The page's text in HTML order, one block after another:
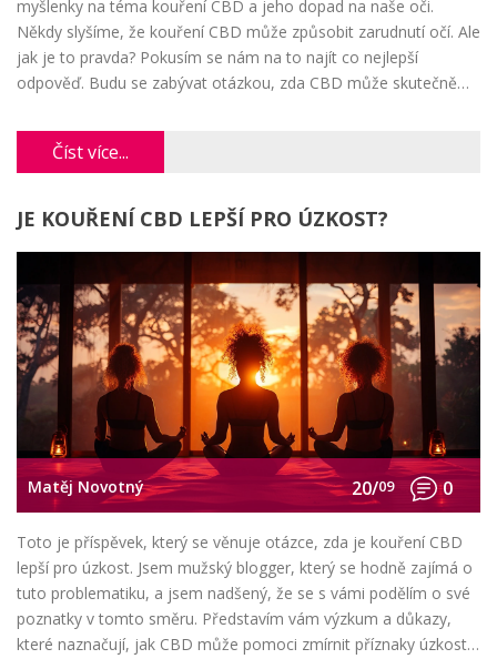
myšlenky na téma kouření CBD a jeho dopad na naše oči.
Někdy slyšíme, že kouření CBD může způsobit zarudnutí očí. Ale
jak je to pravda? Pokusím se nám na to najít co nejlepší
odpověď. Budu se zabývat otázkou, zda CBD může skutečně
naše zdraví.
Číst více...
JE KOUŘENÍ CBD LEPŠÍ PRO ÚZKOST?
Matěj Novotný 20/09 0
Toto je příspěvek, který se věnuje otázce, zda je kouření CBD
lepší pro úzkost. Jsem mužský blogger, který se hodně zajímá o
tuto problematiku, a jsem nadšený, že se s vámi podělím o své
poznatky v tomto směru. Představím vám výzkum a důkazy,
které naznačují, jak CBD může pomoci zmírnit příznaky úzkosti.